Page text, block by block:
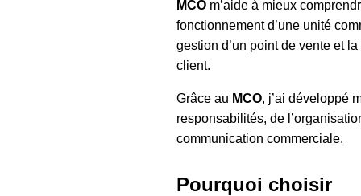
MCO m’aide à mieux
fonctionnement d’une unité
gestion d’un point de vente et
client.
Grâce au MCO, j’ai développé
responsabilités, de
communication commerciale.
Pourquoi choisir